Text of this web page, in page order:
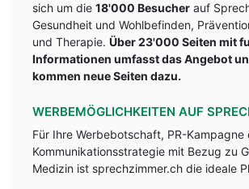
sich um die 18'000 Besucher auf
Gesundheit und Wohlbefinden,
und Therapie. Über 23'000 Seiten mit
Informationen umfasst das Angebot
kommen neue Seiten dazu.
WERBEMÖGLICHKEITEN AUF
Für Ihre Werbebotschaft, PR-Kampagne
Kommunikationsstrategie mit Bezug zu
Medizin ist sprechzimmer.ch die ideale